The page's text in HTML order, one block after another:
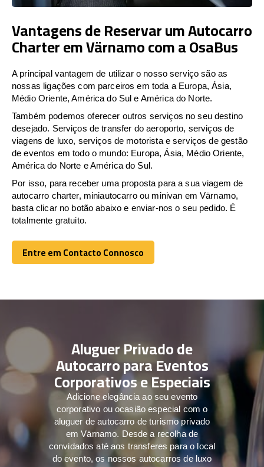
Vantagens de Reservar um Autocarro
Charter em Värnamo com a OsaBus
A principal vantagem de utilizar o nosso serviço são as
nossas ligações com parceiros em toda a Europa, Ásia,
Médio Oriente, América do Sul e América do Norte.
Também podemos oferecer outros serviços no seu destino
desejado. Serviços de transfer do aeroporto, serviços de
viagens de luxo, serviços de motorista e serviços de gestão
de eventos em todo o mundo: Europa, Ásia, Médio Oriente,
América do Norte e América do Sul.
Por isso, para receber uma proposta para a sua viagem de
autocarro charter, miniautocarro ou minivan em Värnamo,
basta clicar no botão abaixo e enviar-nos o seu pedido. É
totalmente gratuito.
Entre em Contacto Connosco
Entre em Contacto Connosco
Aluguer Privado de
Autocarro para Eventos
Corporativos e Especiais
Adicione elegância ao seu evento
corporativo ou ocasião especial com o
aluguer de autocarro de turismo privado
em Värnamo. Desde a recolha de
convidados até aos transferes para o local
do evento, os nossos autocarros de luxo